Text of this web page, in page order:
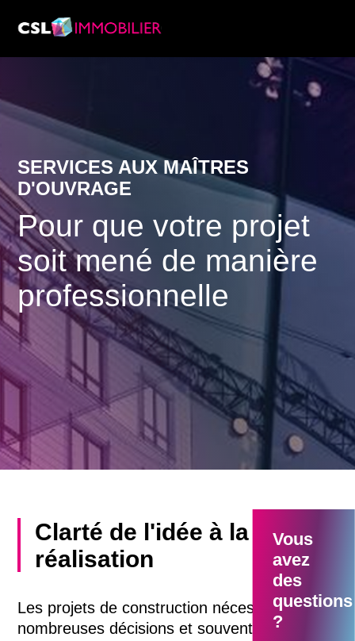
Recherche immobilière
Carrière
À propos de nous
Recherche & Rapports de marché
SERVICES AUX MAÎTRES
D'OUVRAGE
Pour que votre projet
soit mené de manière
professionnelle
Vous
avez
des
questions
?
Clarté de l'idée à la
réalisation
Les projets de construction nécessitent de
nombreuses décisions et souvent elles sont